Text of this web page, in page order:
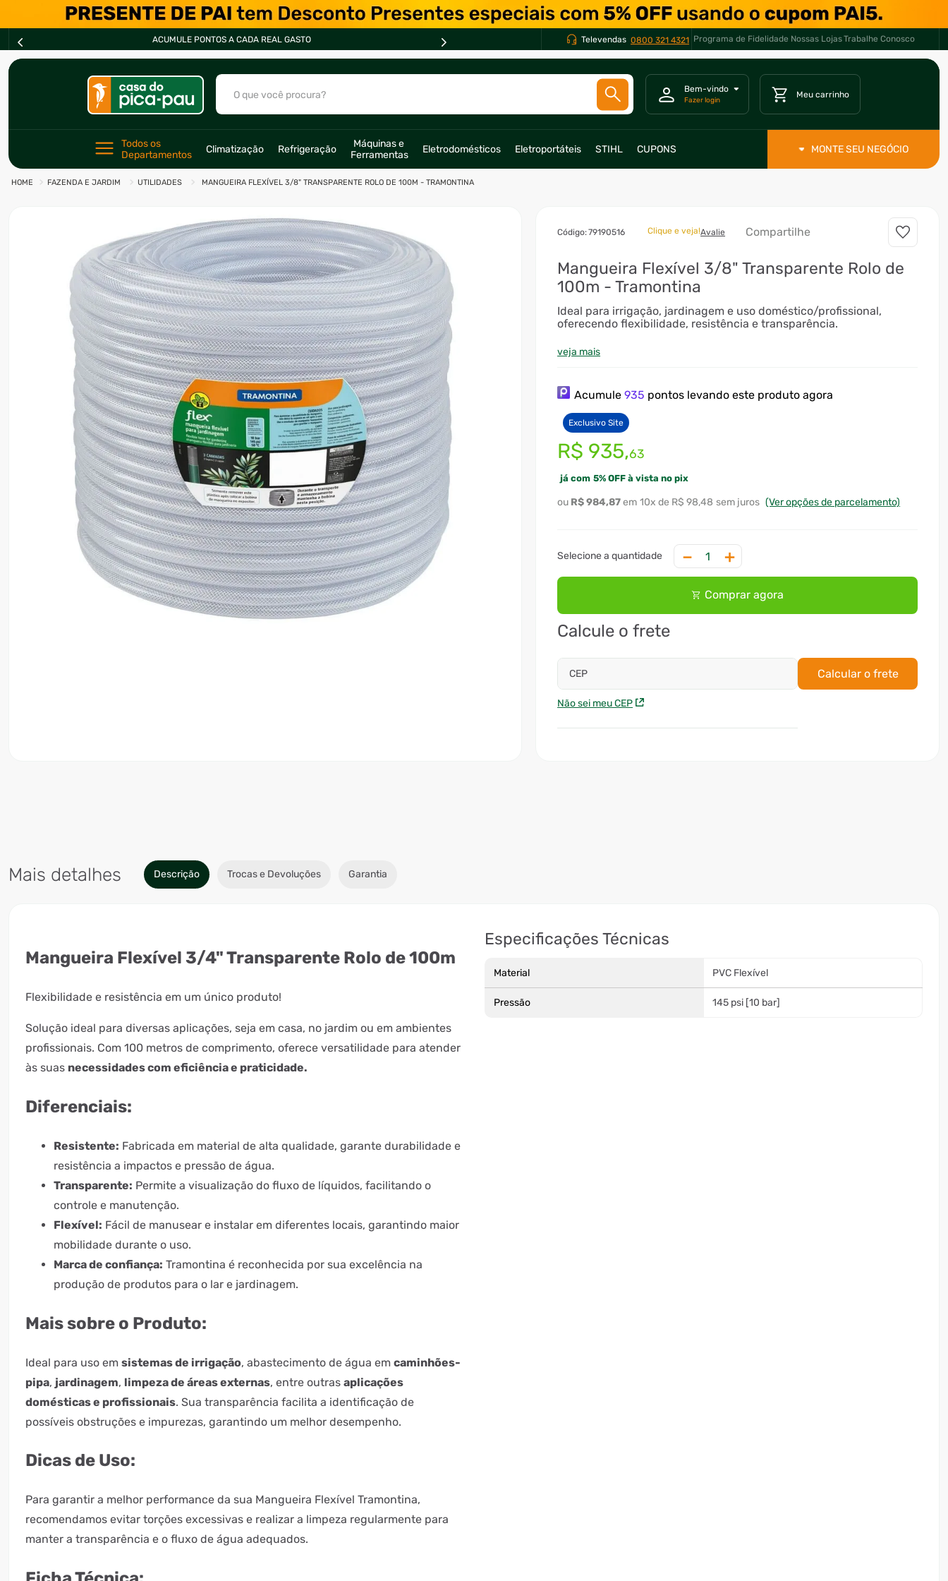
ACUMULE PONTOS A CADA REAL GASTO PARCELE EM ATÉ *10X *
Televendas 0800 321 4321 Programa de Fidelidade Nossas LojasTrabalhe Conosco
O que você procura?
Todos os
Departamentos
Climatização Refrigeração
Máquinas e
Ferramentas
Eletrodomésticos Eletroportáteis STIHL CUPONS MONTE SEU NEGÓCIO
FAZENDA E JARDIM UTILIDADES MANGUEIRA FLEXÍVEL 3/8" TRANSPARENTE ROLO DE 100M - TRAMONTINA
:79190516 Clique e veja!Avalie Compartilhe
Mangueira Flexível 3/8" Transparente Rolo de
100m - Tramontina
Ideal para irrigação, jardinagem e uso doméstico/profissional,
oferecendo flexibilidade, resistência e transparência.
veja mais
Acumule935 pontos levando este produto agora
Exclusivo Site
R$ 935,63
já com 5% OFF à vista no pix
R$984,87 10x R$ 98,48 sem juros (Ver opções de parcelamento)
＋
－
Comprar agora
Calcule o frete
CEP
Não sei meu CEP
Calcular o frete
Mais detalhes Descrição Trocas e Devoluções Garantia
Mangueira Flexível 3/4" Transparente Rolo de 100m
Flexibilidade e resistência em um único produto!
Solução ideal para diversas aplicações, seja em casa, no jardim ou em ambientes
profissionais. Com 100 metros de comprimento, oferece versatilidade para atender
às suas necessidades com eficiência e praticidade.
Diferenciais:
Resistente: Fabricada em material de alta qualidade, garante durabilidade e
resistência a impactos e pressão de água.
Transparente: Permite a visualização do fluxo de líquidos, facilitando o
controle e manutenção.
Flexível: Fácil de manusear e instalar em diferentes locais, garantindo maior
mobilidade durante o uso.
Marca de confiança: Tramontina é reconhecida por sua excelência na
produção de produtos para o lar e jardinagem.
Mais sobre o Produto:
Ideal para uso em sistemas de irrigação, abastecimento de água em caminhões-
pipa, jardinagem, limpeza de áreas externas, entre outras aplicações
domésticas e profissionais. Sua transparência facilita a identificação de
possíveis obstruções e impurezas, garantindo um melhor desempenho.
Dicas de Uso:
Para garantir a melhor performance da sua Mangueira Flexível Tramontina,
recomendamos evitar torções excessivas e realizar a limpeza regularmente para
manter a transparência e o fluxo de água adequados.
Especificações Técnicas
Material PVC Flexível
Pressão 145 psi [10 bar]
2º
fogão
4º
forno
5º
soprador
6º
cervejeira
7º
ventilador
8º
motosserra
9º
lavadora
10º climatizador